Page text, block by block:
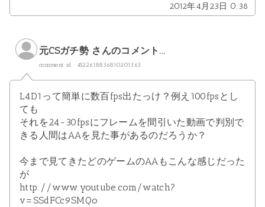
2012年4月23日 0:38
元CSガチ勢 さんのコメント...
comment id : 4522618836810201363
L4D1って簡単に数百fps出たっけ？例え100fpsとし
ても
それを24-30fpsにフレームを間引いた動画で判別で
きる人間はAAを見た事があるのだろうか？
今まで見てきたどのゲームのAAもこんな感じだった
が
http://www.youtube.com/watch?
v=SSdFCc9SMQo